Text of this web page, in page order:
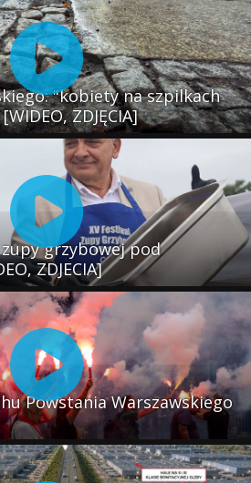
"kobiety na szpilkach
ZDJĘCIA]
grzybowej pod
ZDJECIA]
Powstania Warszawskiego